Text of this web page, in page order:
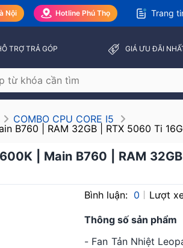
Nội Hotline Phú Thọ Trang
TRỢ TRẢ GÓP GIÁ ƯU ĐÃI
COMBO CPU CORE I5
B760 | RAM 32GB | RTX 5060 Ti
| Main B760 | RAM
Bình luận: 0 Lượt
Thông số sản phẩm
- Fan Tản Nhiệt